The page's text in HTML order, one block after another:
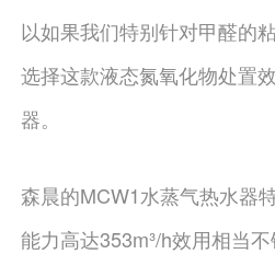
以如果我们特别针对甲醛的
选择这款液态氮氧化物处置
器。
森晨的MCW1水蒸气热水器
能力高达353m³/h效用相当